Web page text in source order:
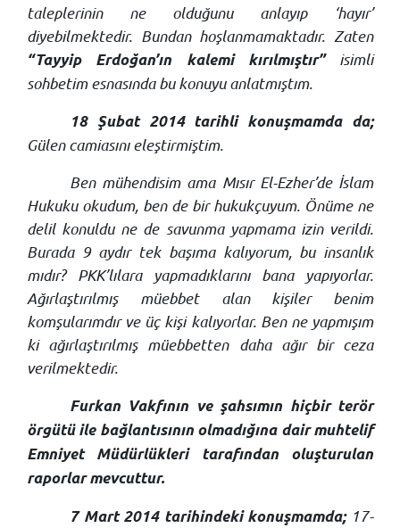
taleplerinin ne olduğunu anlayıp ‘hayır’
diyebilmektedir. Bundan hoşlanmamaktadır. Zaten
“Tayyip Erdoğan’ın kalemi kırılmıştır” isimli
sohbetim esnasında bu konuyu anlatmıştım.
18 Şubat 2014 tarihli konuşmamda da;
Gülen camiasını eleştirmiştim.
Ben mühendisim ama Mısır El-Ezher’de İslam
Hukuku okudum, ben de bir hukukçuyum. Önüme ne
delil konuldu ne de savunma yapmama izin verildi.
Burada 9 aydır tek başıma kalıyorum, bu insanlık
mıdır? PKK’lılara yapmadıklarını bana yapıyorlar.
Ağırlaştırılmış müebbet alan kişiler benim
komşularımdır ve üç kişi kalıyorlar. Ben ne yapmışım
ki ağırlaştırılmış müebbetten daha ağır bir ceza
verilmektedir.
Furkan Vakfının ve şahsımın hiçbir terör
örgütü ile bağlantısının olmadığına dair muhtelif
Emniyet Müdürlükleri tarafından oluşturulan
raporlar mevcuttur.
7 Mart 2014 tarihindeki konuşmamda;17-